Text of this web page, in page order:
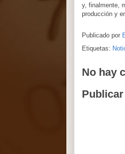
y, finalmente,
producción y
Publicado por
Etiquetas:
No hay